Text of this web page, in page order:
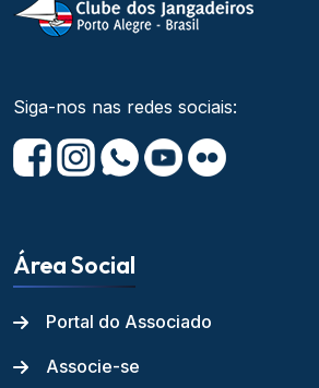
Siga-nos nas redes sociais:
Área Social
Portal do Associado
Associe-se